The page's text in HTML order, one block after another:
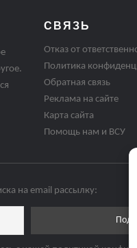
СВЯЗЬ
Отказ от
Политика
Обратная связь
Реклама на сайте
Карта сайта
Помощь нам и ВСУ
на email рассылку: